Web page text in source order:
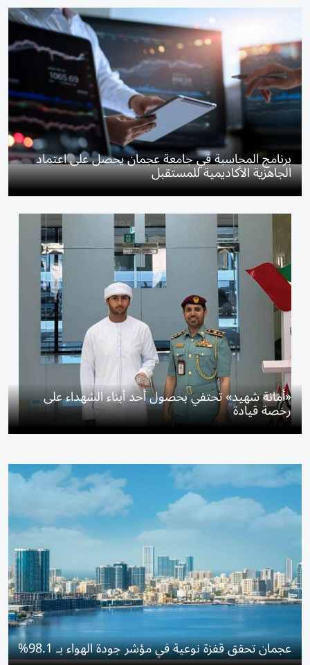
برنامج المحاسبة في جامعة عجمان يحصل على اعتماد
الجاهزية الأكاديمية للمستقبل
«أمانة شهيد» تحتفي بحصول أحد أبناء الشهداء على
رخصة قيادة
عجمان تحقق قفزة نوعية في مؤشر جودة الهواء بـ 98.1%